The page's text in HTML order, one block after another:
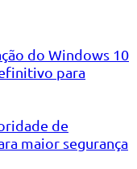
do Windows 10
para
de
maior segurança